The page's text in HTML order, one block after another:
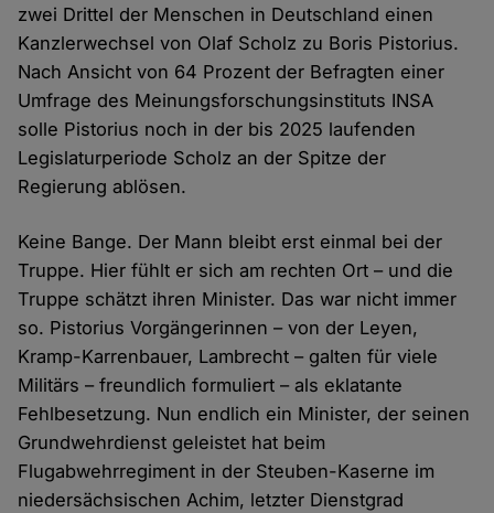
zwei Drittel der Menschen in Deutschland einen
Kanzlerwechsel von Olaf Scholz zu Boris Pistorius.
Nach Ansicht von 64 Prozent der Befragten einer
Umfrage des Meinungsforschungsinstituts INSA
solle Pistorius noch in der bis 2025 laufenden
Legislaturperiode Scholz an der Spitze der
Regierung ablösen.
Keine Bange. Der Mann bleibt erst einmal bei der
Truppe. Hier fühlt er sich am rechten Ort – und die
Truppe schätzt ihren Minister. Das war nicht immer
so. Pistorius Vorgängerinnen – von der Leyen,
Kramp-Karrenbauer, Lambrecht – galten für viele
Militärs – freundlich formuliert – als eklatante
Fehlbesetzung. Nun endlich ein Minister, der seinen
Grundwehrdienst geleistet hat beim
Flugabwehrregiment in der Steuben-Kaserne im
niedersächsischen Achim, letzter Dienstgrad